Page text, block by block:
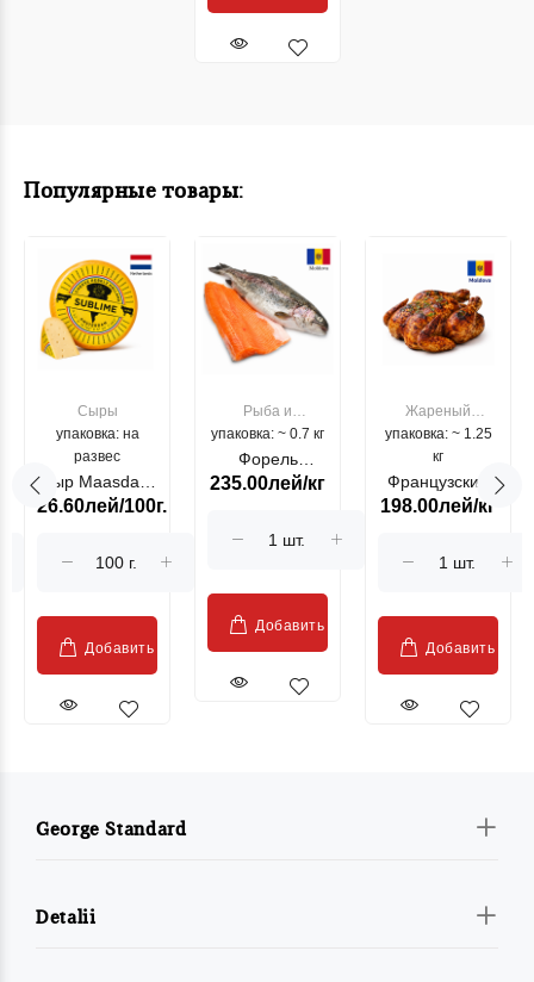
Популярные товары:
Сыры
упаковка: на
развес
Сыр Maasdam
Sublime Cow
26.60лей/100г.
Добавить
Рыба и
морепродукты
упаковка: ~ 0.7 кг
Форель
лососевая
Moldovenesc"
235.00лей/кг
Добавить
Жареный
цыпленок
упаковка: ~ 1.25
кг
Французский
гриль, кг
198.00лей/кг
Добавить
George Standard
Detalii